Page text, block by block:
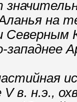
на
V в. н.э.,